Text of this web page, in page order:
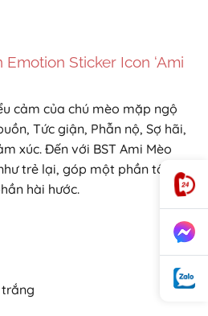
Sticker Icon ‘Ami
cảm của chú mèo mặp ngộ
Tức giận, Phẫn nộ, Sợ hãi,
xúc. Đến với BST Ami Mèo
trẻ lại, góp một phần tô
hài hước.
trắng